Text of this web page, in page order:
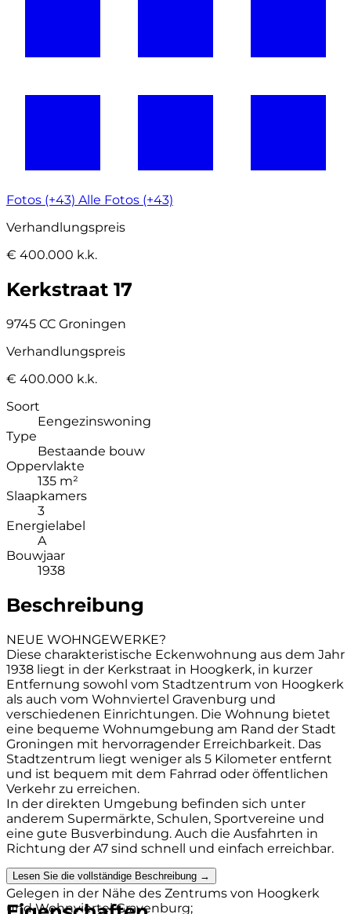
Fotos (+43) Alle Fotos (+43)
Verhandlungspreis
€ 400.000 k.k.
Kerkstraat 17
9745 CC Groningen
Verhandlungspreis
€ 400.000 k.k.
Soort
Eengezinswoning
Type
Bestaande bouw
Oppervlakte
135 m²
Slaapkamers
3
Energielabel
A
Bouwjaar
1938
Beschreibung
NEUE WOHNGEWERKE?
Diese charakteristische Eckenwohnung aus dem Jahr
1938 liegt in der Kerkstraat in Hoogkerk, in kurzer
Entfernung sowohl vom Stadtzentrum von Hoogkerk
als auch vom Wohnviertel Gravenburg und
verschiedenen Einrichtungen. Die Wohnung bietet
eine bequeme Wohnumgebung am Rand der Stadt
Groningen mit hervorragender Erreichbarkeit. Das
Stadtzentrum liegt weniger als 5 Kilometer entfernt
und ist bequem mit dem Fahrrad oder öffentlichen
Verkehr zu erreichen.
In der direkten Umgebung befinden sich unter
anderem Supermärkte, Schulen, Sportvereine und
eine gute Busverbindung. Auch die Ausfahrten in
Richtung der A7 sind schnell und einfach erreichbar.
LOKATION UND ANLAGEN:
Gelegen in der Nähe des Zentrums von Hoogkerk
und Wohnviertel Gravenburg;
Lesen Sie die vollständige Beschreibung →